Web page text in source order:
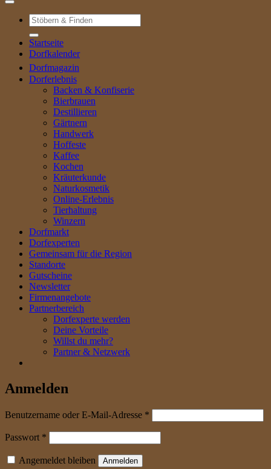
Suche
nach:
Startseite
Dorfkalender
Dorfmagazin
Dorferlebnis
Backen & Konfiserie
Bierbrauen
Destillieren
Gärtnern
Handwerk
Hoffeste
Kaffee
Kochen
Kräuterkunde
Naturkosmetik
Online-Erlebnis
Tierhaltung
Winzern
Dorfmarkt
Dorfexperten
Gemeinsam für die Region
Standorte
Gutscheine
Newsletter
Firmenangebote
Partnerbereich
Dorfexperte werden
Deine Vorteile
Willst du mehr?
Partner & Netzwerk
Anmelden
Benutzername oder E-Mail-Adresse *
Passwort *
Angemeldet bleiben Anmelden